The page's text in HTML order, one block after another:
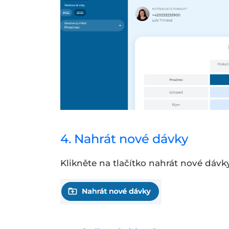
4. Nahrát nové dávky
Klikněte na tlačítko nahrát nové